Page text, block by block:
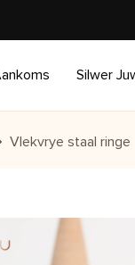
Silwer
Vlekvrye staal ringe